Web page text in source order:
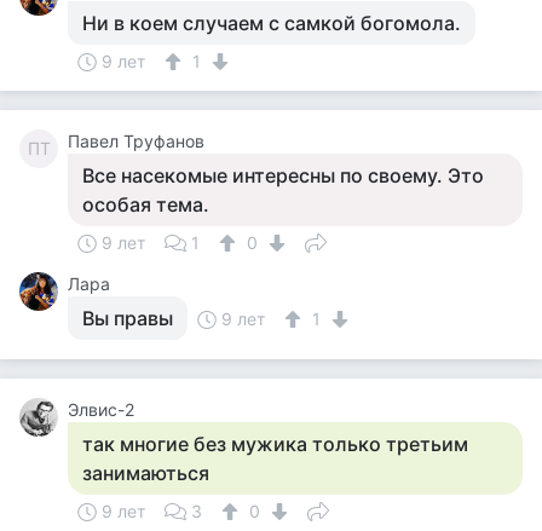
Ни в коем случаем с самкой богомола.
9 лет 1
ПТ Павел Труфанов
Все насекомые интересны по своему. Это
особая тема.
9 лет 1
0
Лара
Вы правы 9 лет 1
Элвис-2
так многие без мужика только третьим
занимаються
9 лет 3
0